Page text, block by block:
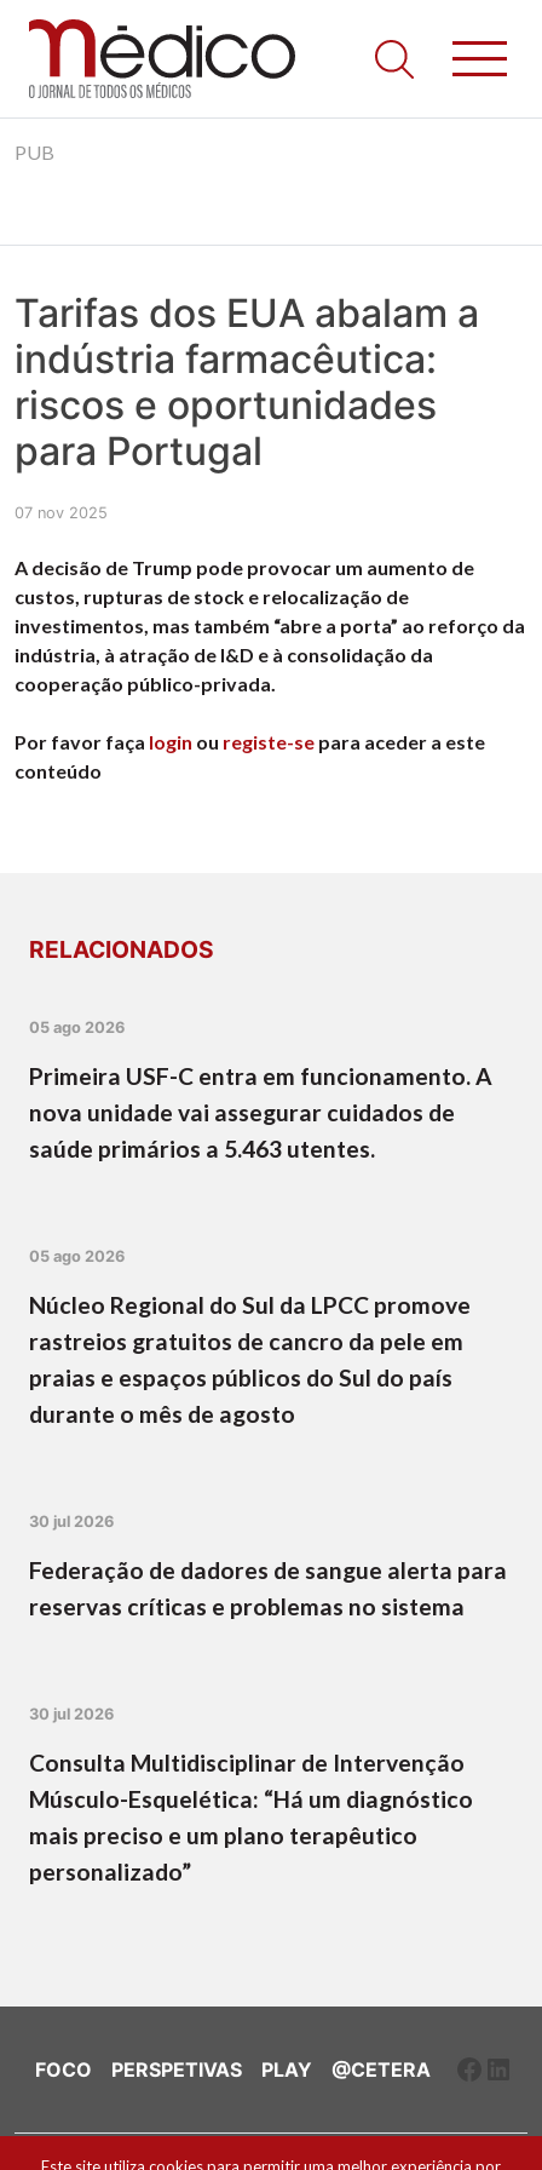
to
Jornal Médico
Médico – O Jornal de Todos os Médicos. Onde as notícias
realmente contam! Tudo o que se passa na Saúde!
PUB
Tarifas dos EUA abalam a
indústria farmacêutica:
riscos e oportunidades
para Portugal
07 nov 2025
A decisão de Trump pode provocar um aumento de
custos, rupturas de stock e relocalização de
investimentos, mas também “abre a porta” ao reforço da
indústria, à atração de I&D e à consolidação da
cooperação público-privada.
Por favor faça login ou registe-se para aceder a este
conteúdo
RELACIONADOS
05 ago 2026
Primeira USF-C entra em funcionamento. A
nova unidade vai assegurar cuidados de
saúde primários a 5.463 utentes.
05 ago 2026
Núcleo Regional do Sul da LPCC promove
rastreios gratuitos de cancro da pele em
praias e espaços públicos do Sul do país
durante o mês de agosto
30 jul 2026
Federação de dadores de sangue alerta para
reservas críticas e problemas no sistema
30 jul 2026
Consulta Multidisciplinar de Intervenção
Músculo-Esquelética: “Há um diagnóstico
mais preciso e um plano terapêutico
personalizado”
FOCO PERSPETIVAS PLAY @CETERA